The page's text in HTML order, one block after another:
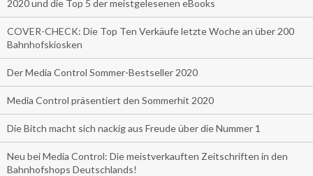
2020 und die Top 5 der meistgelesenen eBooks
COVER-CHECK: Die Top Ten Verkäufe letzte Woche an über 200
Bahnhofskiosken
Der Media Control Sommer-Bestseller 2020
Media Control präsentiert den Sommerhit 2020
Die Bitch macht sich nackig aus Freude über die Nummer 1
Neu bei Media Control: Die meistverkauften Zeitschriften in den
Bahnhofshops Deutschlands!